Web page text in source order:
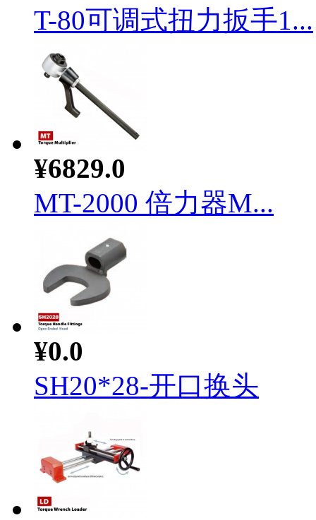
T-80可调式扭力扳手1...
¥6829.0
MT-2000 倍力器M...
¥0.0
SH20*28-开口换头